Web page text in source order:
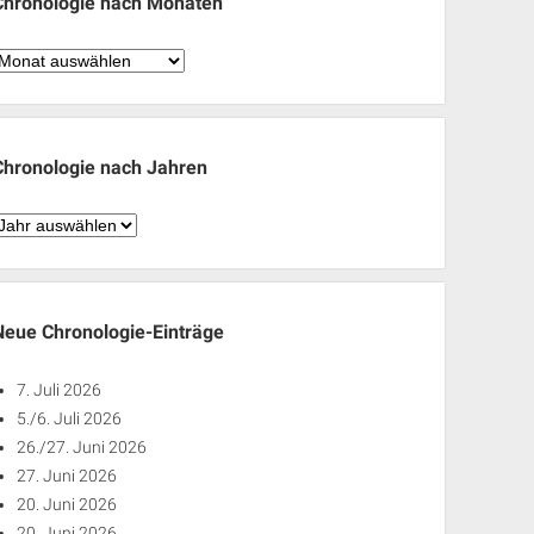
Chronologie
nach Jahren
Chronologie-Einträge
7. Juli 2026
5./6. Juli 2026
26./27. Juni 2026
27. Juni 2026
20. Juni 2026